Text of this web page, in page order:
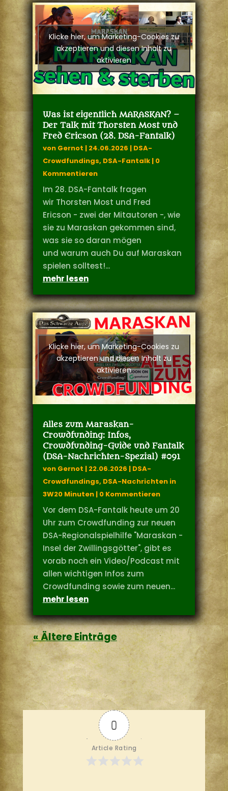
Klicke hier, um Marketing-Cookies zu
akzeptieren und diesen Inhalt zu
aktivieren
Was ist eigentlich MARASKAN? –
Der Talk mit Thorsten Most und
Fred Ericson (28. DSA-Fantalk)
von Gernot | 24.06.2026 | DSA-
Crowdfundings, DSA-Fantalk| 0
Kommentieren
Im 28. DSA-Fantalk fragen
wir Thorsten Most und Fred
Ericson - zwei der Mitautoren -, wie
sie zu Maraskan gekommen sind,
was sie so daran mögen
und warum auch Du auf Maraskan
spielen solltest!...
mehr lesen
Klicke hier, um Marketing-Cookies zu
akzeptieren und diesen Inhalt zu
aktivieren
Alles zum Maraskan-
Crowdfunding: Infos,
Crowdfunding-Guide und Fantalk
(DSA-Nachrichten-Spezial) #091
von Gernot | 22.06.2026 | DSA-
Crowdfundings, DSA-Nachrichten in
3W20 Minuten| 0 Kommentieren
Vor dem DSA-Fantalk heute um 20
Uhr zum Crowdfunding zur neuen
DSA-Regionalspielhilfe "Maraskan -
Insel der Zwillingsgötter", gibt es
vorab noch ein Video/Podcast mit
allen wichtigen Infos zum
Crowdfunding sowie zum neuen...
mehr lesen
« Ältere Einträge
0
Article Rating